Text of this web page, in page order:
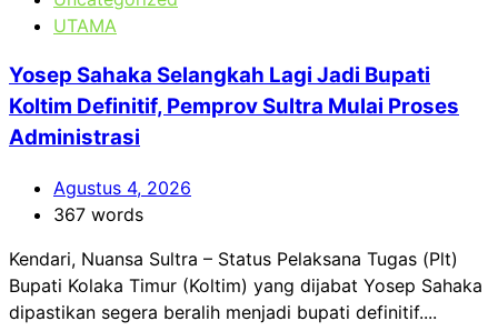
UTAMA
Yosep Sahaka Selangkah Lagi Jadi Bupati
Koltim Definitif, Pemprov Sultra Mulai Proses
Administrasi
Agustus 4, 2026
367 words
Kendari, Nuansa Sultra – Status Pelaksana Tugas (Plt)
Bupati Kolaka Timur (Koltim) yang dijabat Yosep Sahaka
dipastikan segera beralih menjadi bupati definitif....